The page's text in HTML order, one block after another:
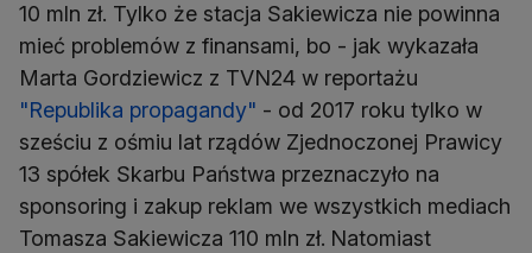
10 mln zł. Tylko że stacja Sakiewicza nie powinna
mieć problemów z finansami, bo - jak wykazała
Marta Gordziewicz z TVN24 w reportażu
"Republika propagandy" - od 2017 roku tylko w
sześciu z ośmiu lat rządów Zjednoczonej Prawicy
13 spółek Skarbu Państwa przeznaczyło na
sponsoring i zakup reklam we wszystkich mediach
Tomasza Sakiewicza 110 mln zł. Natomiast